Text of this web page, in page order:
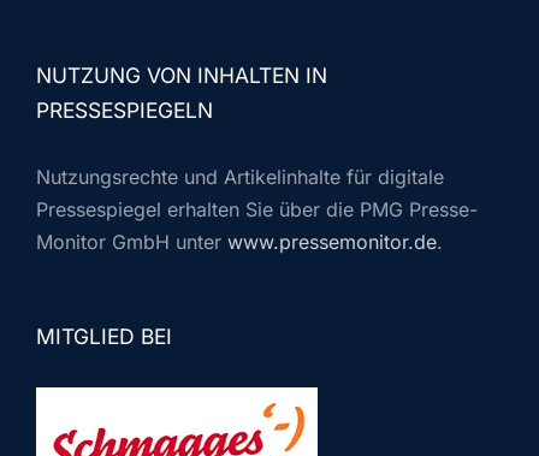
NUTZUNG VON INHALTEN IN
PRESSESPIEGELN
Nutzungsrechte und Artikelinhalte für digitale
Pressespiegel erhalten Sie über die PMG Presse-
Monitor GmbH unter www.pressemonitor.de.
MITGLIED BEI